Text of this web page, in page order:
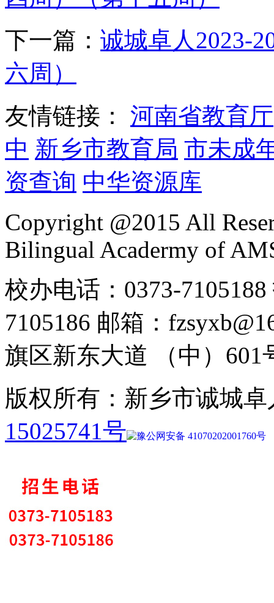
下一篇： 诚城卓人2023-
六周）
友情链接： 河南省教育厅
中 新乡市教育局 市未成
资查询 中华资源库
Copyright @2015 All
Bilingual Acadermy of
校办电话：0373-
7105186 邮箱：
旗区新东大道 （中）601
版权所有：新乡市诚城
15025741号
豫公网安备 41070202001760号